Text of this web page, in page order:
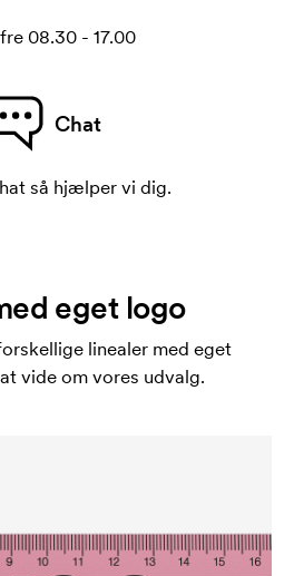
08.30 - 17.00
Chat
så hjælper vi dig.
eget logo
linealer med eget
vide om vores udvalg.